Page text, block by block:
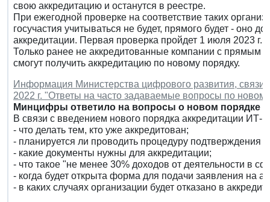
свою аккредитацию и останутся в реестре.
При ежегодной проверке на соответствие таких
госучастия учитываться не будет, прямого будет - оно
аккредитации. Первая проверка пройдет 1 июля 2023 г.
Только ранее не аккредитованные компании с прямым
смогут получить аккредитацию по новому порядку.
Информация Министерства цифрового развития,
2022 г. "Ответы на часто задаваемые вопросы по
Минцифры ответило на вопросы о новом порядке
В связи с введением нового порядка аккредитации
- что делать тем, кто уже аккредитован;
- планируется ли проводить процедуру подтверждения
- какие документы нужны для аккредитации;
- что такое "не менее 30% доходов от деятельности в
- когда будет открыта форма для подачи заявления на
- в каких случаях организации будет отказано в